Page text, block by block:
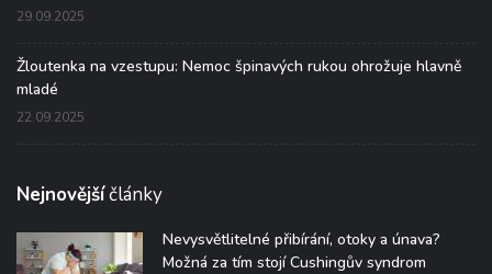
29.09.2025
Žloutenka na vzestupu: Nemoc špinavých rukou ohrožuje hlavně
mladé
22.09.2025
Nejnovějšíčlánky
Nevysvětlitelné přibírání, otoky a únava?
Možná za tím stojí Cushingův syndrom